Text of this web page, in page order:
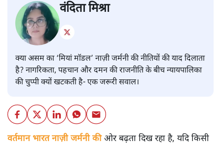
वंदिता मिश्रा
क्या असम का ‘मियां मॉडल’ नाज़ी जर्मनी की नीतियों की याद दिलाता
है? नागरिकता, पहचान और दमन की राजनीति के बीच न्यायपालिका
की चुप्पी क्यों खटकती है- एक जरूरी सवाल।
वर्तमान भारत नाज़ी जर्मनी कीओर बढ़ता दिख रहा है, यदि किसी